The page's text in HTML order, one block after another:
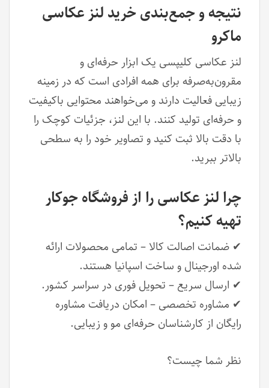
نتیجه و جمع‌بندی خرید لنز عکاسی
ماکرو
لنز عکاسی کلیپسی یک ابزار حرفه‌ای و
مقرون‌به‌صرفه برای همه افرادی است که در زمینه
زیبایی فعالیت دارند و می‌خواهند محتوایی باکیفیت
و حرفه‌ای تولید کنند. با این لنز، جزئیات کوچک را
با دقت بالا ثبت کنید و تصاویر خود را به سطحی
بالاتر ببرید.
چرا لنز عکاسی را از فروشگاه جوکار
تهیه کنیم؟
✔ ضمانت اصالت کالا – تمامی محصولات ارائه
شده اورجینال و ساخت اسپانیا هستند.
✔ ارسال سریع – تحویل فوری در سراسر کشور.
✔ مشاوره تخصصی – امکان دریافت مشاوره
رایگان از کارشناسان حرفه‌ای مو و زیبایی.
نظر شما چیست؟